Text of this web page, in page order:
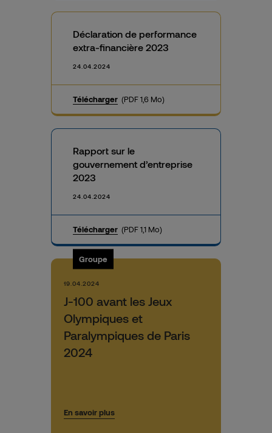
Déclaration de performance
extra-financière 2023
24.04.2024
Télécharger (PDF 1,6 Mo)
Rapport sur le
gouvernement d’entreprise
2023
24.04.2024
Télécharger (PDF 1,1 Mo)
J-100 avant les Jeux
Olympiques et
Paralympiques de Paris
2024
Groupe
19.04.2024
En savoir plus